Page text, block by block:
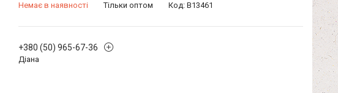
Немає в наявності Тільки оптом Код: B13461
+380 (50) 965-67-36
Діана